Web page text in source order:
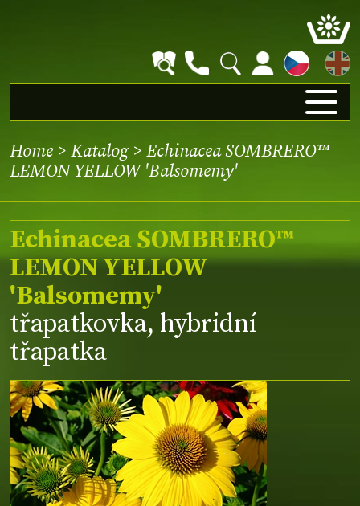
EN
Home > Katalog> Echinacea SOMBRERO™
LEMON YELLOW 'Balsomemy'
Echinacea SOMBRERO™
LEMON YELLOW
'Balsomemy'
třapatkovka, hybridní
třapatka